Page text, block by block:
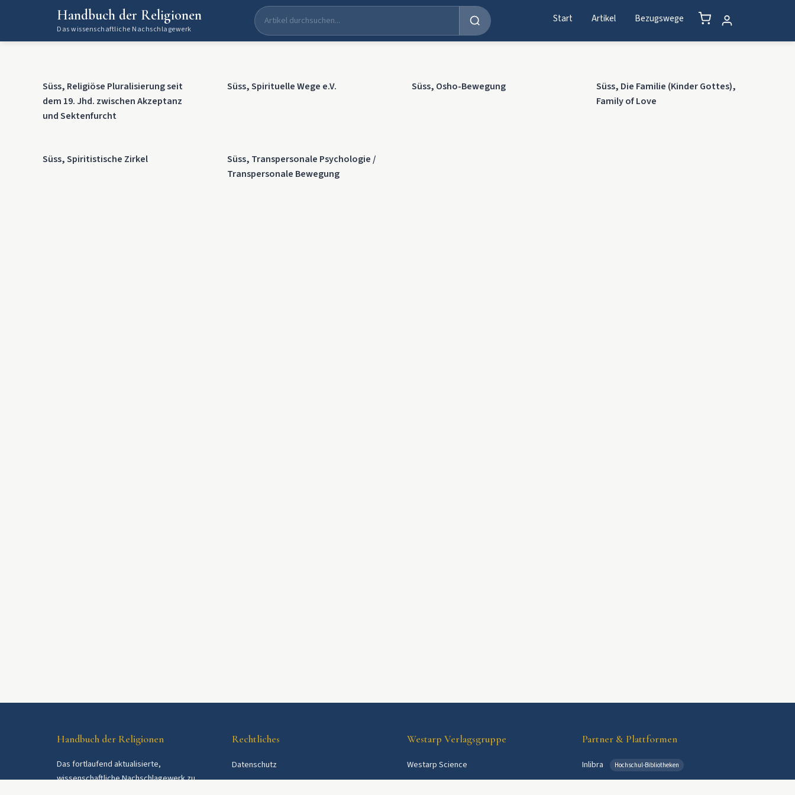
Handbuch der Religionen
Das wissenschaftliche Nachschlagewerk
Start Artikel Bezugswege
Süss, Religiöse Pluralisierung seit
dem 19. Jhd. zwischen Akzeptanz
und Sektenfurcht
Süss, Spirituelle Wege e.V. Süss, Osho-Bewegung
Süss, Die Familie (Kinder Gottes),
Family of Love
Süss, Spiritistische Zirkel
Süss, Transpersonale Psychologie /
Transpersonale Bewegung
Handbuch der Religionen
Das fortlaufend aktualisierte,
wissenschaftliche Nachschlagewerk zu
Rechtliches
Datenschutz
Westarp Verlagsgruppe
Westarp Science
Partner & Plattformen
Inlibra Hochschul-Bibliotheken